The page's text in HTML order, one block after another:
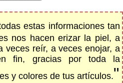
estas informaciones tan
nos hacen erizar la piel, a
veces reír, a veces enojar, a
fin, gracias por toda la
y colores de tus artículos."